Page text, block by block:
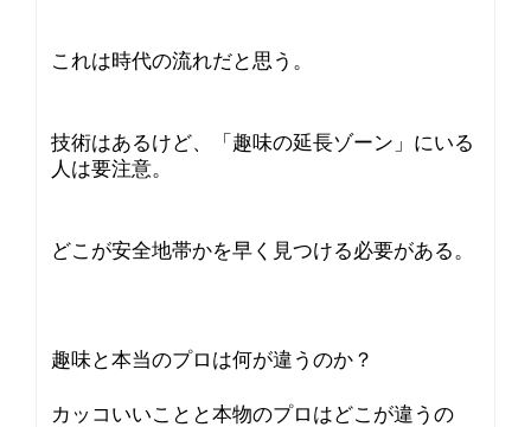
これは時代の流れだと思う。
技術はあるけど、「趣味の延長ゾーン」にいる
人は要注意。
どこが安全地帯かを早く見つける必要がある。
趣味と本当のプロは何が違うのか？
カッコいいことと本物のプロはどこが違うの